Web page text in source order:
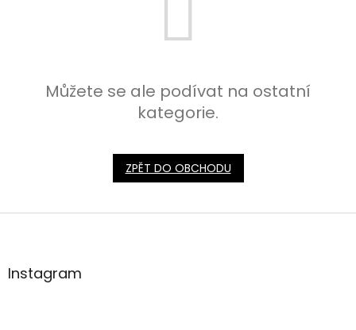
Můžete se ale podívat na ostatní
kategorie.
ZPĚT DO OBCHODU
Z
aInstagram